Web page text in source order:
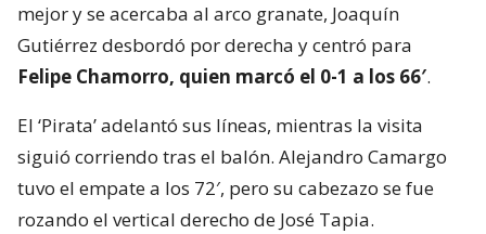
mejor y se acercaba al arco granate, Joaquín
Gutiérrez desbordó por derecha y centró para
Felipe Chamorro, quien marcó el 0-1 a los 66′.
El ‘Pirata’ adelantó sus líneas, mientras la visita
siguió corriendo tras el balón. Alejandro Camargo
tuvo el empate a los 72′, pero su cabezazo se fue
rozando el vertical derecho de José Tapia.